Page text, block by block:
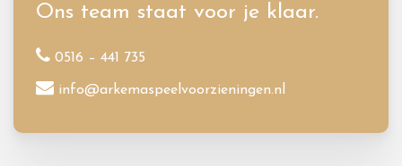
Ons team staat voor je klaar.
0516 – 441 735
info@arkemaspeelvoorzieningen.nl